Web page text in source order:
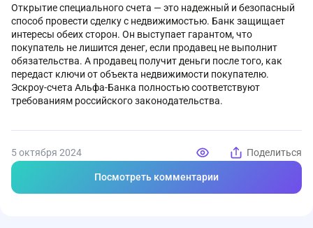
Открытие специального счета — это надежный и безопасный
способ провести сделку с недвижимостью. Банк защищает
интересы обеих сторон. Он выступает гарантом, что
покупатель не лишится денег, если продавец не выполнит
обязательства. А продавец получит деньги после того, как
передаст ключи от объекта недвижимости покупателю.
Эскроу-счета Альфа-Банка полностью соответствуют
требованиям российского законодательства.
5 октября 2024 Поделиться
Посмотреть комментарии